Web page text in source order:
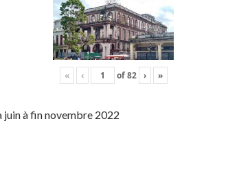
« ‹ of82 › »
juin à fin novembre 2022